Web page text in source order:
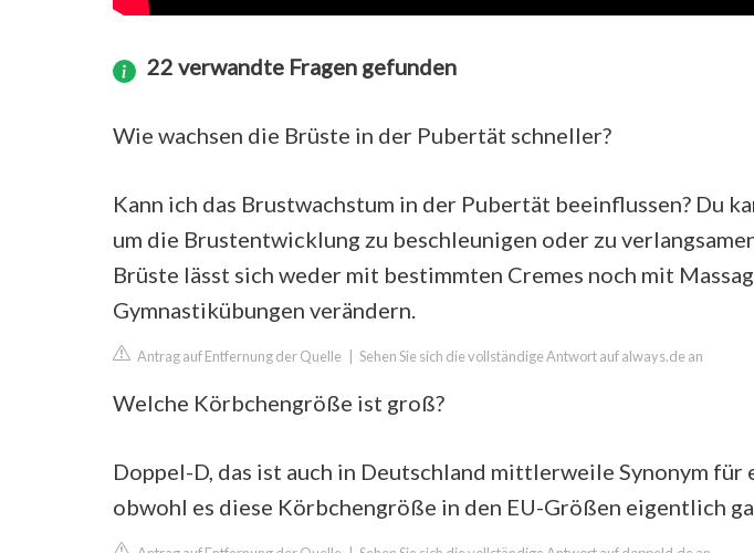
22 verwandte Fragen gefunden
Wie wachsen die Brüste in der Pubertät schneller?
Kann ich das Brustwachstum in der Pubertät beeinflussen? Du
um die Brustentwicklung zu beschleunigen oder zu
Brüste lässt sich weder mit bestimmten Cremes noch mit
Gymnastikübungen verändern.
Antrag auf Entfernung der Quelle Sehen Sie sich die vollständige Antwort auf always.de an
Welche Körbchengröße ist groß?
Doppel-D, das ist auch in Deutschland mittlerweile Synonym für
obwohl es diese Körbchengröße in den EU-Größen eigentlich